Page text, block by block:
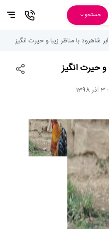
جستجو
شاهرود با مناظر زیبا و حیرت انگیز
و حیرت انگیز